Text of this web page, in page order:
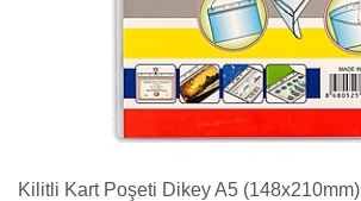
Kilitli Kart Poşeti Dikey A5 (148x210mm)